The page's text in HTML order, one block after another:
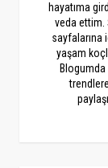
hayatıma
veda ettim.
sayfalarına
yaşam